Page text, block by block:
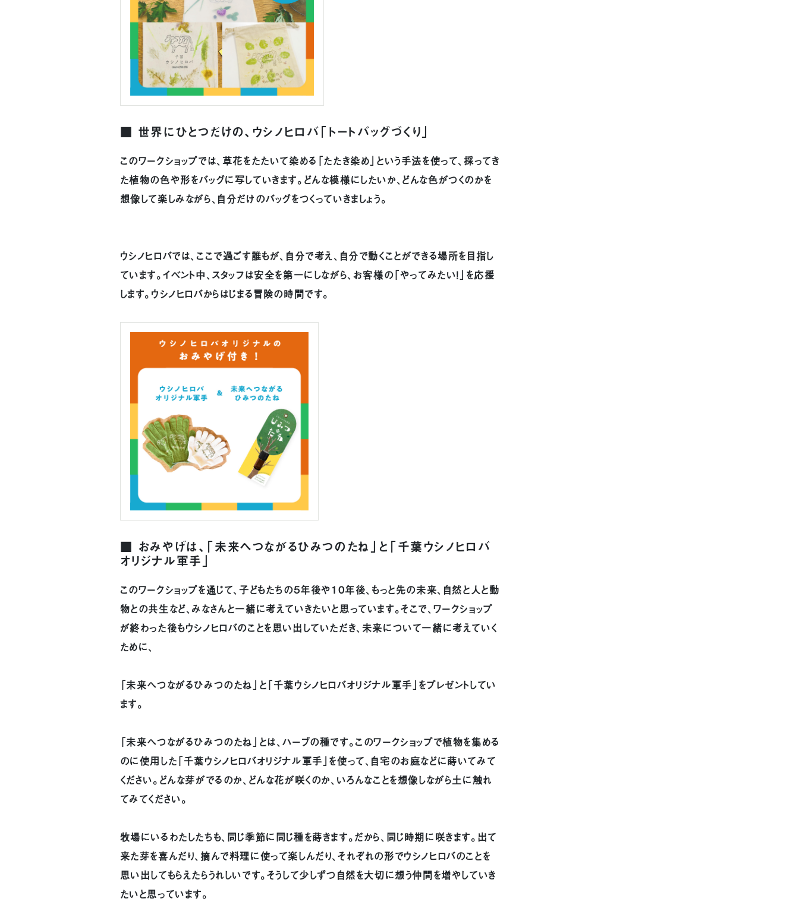
■ 世界にひとつだけの、ウシノヒロバ「トートバッグづくり」
このワークショップでは、草花をたたいて染める「たたき染め」という手法を使って、採ってき
た植物の色や形をバッグに写していきます。どんな模様にしたいか、どんな色がつくのかを
想像して楽しみながら、自分だけのバッグをつくっていきましょう。
ウシノヒロバでは、ここで過ごす誰もが、自分で考え、自分で動くことができる場所を目指し
ています。イベント中、スタッフは安全を第一にしながら、お客様の「やってみたい！」を応援
します。ウシノヒロバからはじまる冒険の時間です。
■ おみやげは、「未来へつながるひみつのたね」と「千葉ウシノヒロバ
オリジナル軍手」
このワークショップを通じて、子どもたちの5年後や10年後、もっと先の未来、自然と人と動
物との共生など、みなさんと一緒に考えていきたいと思っています。そこで、ワークショップ
が終わった後もウシノヒロバのことを思い出していただき、未来について一緒に考えていく
ために、
「未来へつながるひみつのたね」と「千葉ウシノヒロバオリジナル軍手」をプレゼントしてい
ます。
「未来へつながるひみつのたね」とは、ハーブの種です。このワークショップで植物を集める
のに使用した「千葉ウシノヒロバオリジナル軍手」を使って、自宅のお庭などに蒔いてみて
ください。どんな芽がでるのか、どんな花が咲くのか、いろんなことを想像しながら土に触れ
てみてください。
牧場にいるわたしたちも、同じ季節に同じ種を蒔きます。だから、同じ時期に咲きます。出て
来た芽を喜んだり、摘んで料理に使って楽しんだり、それぞれの形でウシノヒロバのことを
思い出してもらえたらうれしいです。そうして少しずつ自然を大切に想う仲間を増やしていき
たいと思っています。